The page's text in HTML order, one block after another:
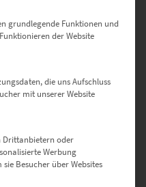
an denen man lange
Auswahl an hochwertigen
Größen bestellt werden
und Bilder aus
Entdecke diese innovative
für die eine Einwilligung
grundlegende Funktionen und
der Website
die uns Aufschluss
mit unserer Website
Drittanbietern oder
Werbung
Besucher über Websites